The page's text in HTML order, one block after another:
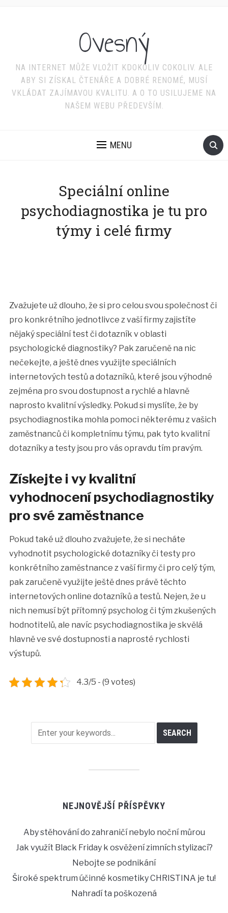
Ovesný
NA INTERNET MŮŽE VLOŽIT KDOKOLIV COKOLIV. ALE
ABY SI ZÍSKAL ČTENÁŘE A DOBRÉ RENOMÉ, MUSÍ
VKLÁDAT ZAJÍMAVOU KVALITU. A O TO USILUJEME NA
NAŠEM WEBU PŘEDEVŠÍM.
MENU
Speciální online
psychodiagnostika je tu pro
týmy i celé firmy
Zvažujete už dlouho, že si pro celou svou společnost či
pro konkrétního jednotlivce z vaší firmy zajistíte
nějaký speciální test či dotazník v oblasti
psychologické diagnostiky? Pak zaručeně na nic
nečekejte, a ještě dnes využijte speciálních
internetových testů a dotazníků, které jsou výhodné
zejména pro svou dostupnost a rychlé a hlavně
naprosto kvalitní výsledky. Pokud si myslíte, že by
psychodiagnostika mohla pomoci některému z vašich
zaměstnanců či kompletnímu týmu, pak tyto kvalitní
dotazníky a testy jsou pro vás opravdu tím pravým.
Získejte i vy kvalitní
vyhodnocení psychodiagnostiky
pro své zaměstnance
Pokud také už dlouho zvažujete, že si necháte
vyhodnotit psychologické dotazníky či testy pro
konkrétního zaměstnance z vaší firmy či pro celý tým,
pak zaručeně využijte ještě dnes právě těchto
internetových online dotazníků a testů. Nejen, že u
nich nemusí být přítomný psycholog či tým zkušených
hodnotitelů, ale navíc psychodiagnostika je skvělá
hlavně ve své dostupnosti a naprosté rychlosti
výstupů.
4.3/5 - (9 votes)
NEJNOVĚJŠÍ PŘÍSPĚVKY
Aby stěhování do zahraničí nebylo noční můrou
Jak využít Black Friday k osvěžení zimních stylizací?
Nebojte se podnikání
Široké spektrum účinné kosmetiky CHRISTINA je tu!
Nahradí ta poškozená